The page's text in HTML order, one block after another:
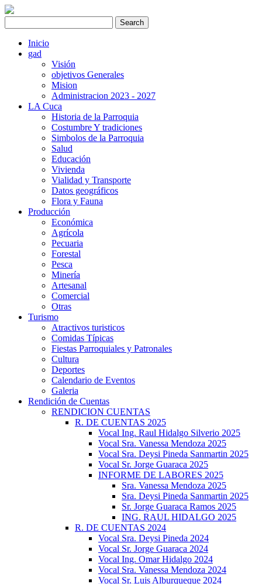
Inicio
gad
Visión
objetivos Generales
Mision
Administracion 2023 - 2027
LA Cuca
Historia de la Parroquia
Costumbre Y tradiciones
Simbolos de la Parroquia
Salud
Educación
Vivienda
Vialidad y Transporte
Datos geográficos
Flora y Fauna
Producción
Económica
Agrícola
Pecuaria
Forestal
Pesca
Minería
Artesanal
Comercial
Otras
Turismo
Atractivos turisticos
Comidas Típicas
Fiestas Parroquiales y Patronales
Cultura
Deportes
Calendario de Eventos
Galeria
Rendición de Cuentas
RENDICION CUENTAS
R. DE CUENTAS 2025
Vocal Ing. Raul Hidalgo Silverio 2025
Vocal Sra. Vanessa Mendoza 2025
Vocal Sra. Deysi Pineda Sanmartin 2025
Vocal Sr. Jorge Guaraca 2025
INFORME DE LABORES 2025
Sra. Vanessa Mendoza 2025
Sra. Deysi Pineda Sanmartin 2025
Sr. Jorge Guaraca Ramos 2025
ING. RAUL HIDALGO 2025
R. DE CUENTAS 2024
Vocal Sra. Deysi Pineda 2024
Vocal Sr. Jorge Guaraca 2024
Vocal Ing. Omar Hidalgo 2024
Vocal Sra. Vanessa Mendoza 2024
Vocal Sr. Luis Alburqueque 2024